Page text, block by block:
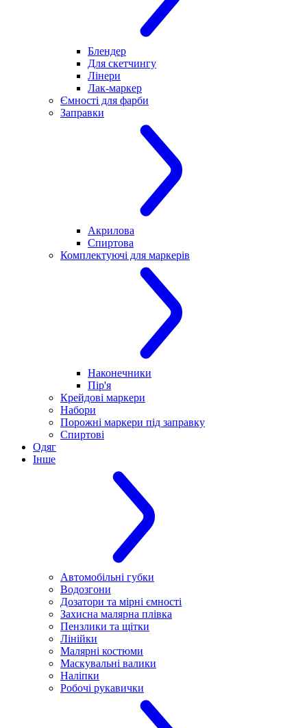
Блендер
Для скетчингу
Лінери
Лак-маркер
Ємності для фарби
Заправки
Акрилова
Спиртова
Комплектуючі для маркерів
Наконечники
Пір'я
Крейдові маркери
Набори
Порожні маркери під заправку
Спиртові
Одяг
Інше
Автомобільні губки
Водозгони
Дозатори та мірні ємності
Захисна малярна плівка
Пензлики та щітки
Лінійки
Малярні костюми
Маскувальні валики
Наліпки
Робочі рукавички